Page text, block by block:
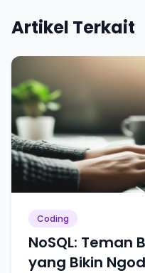
Artikel Terkait
Coding
NoSQL: Teman
yang Bikin